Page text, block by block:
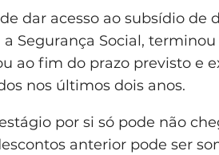
dar acesso ao subsídio de
Segurança Social,
ao fim do prazo previsto e
nos últimos dois anos.
por si só pode não
anterior pode ser